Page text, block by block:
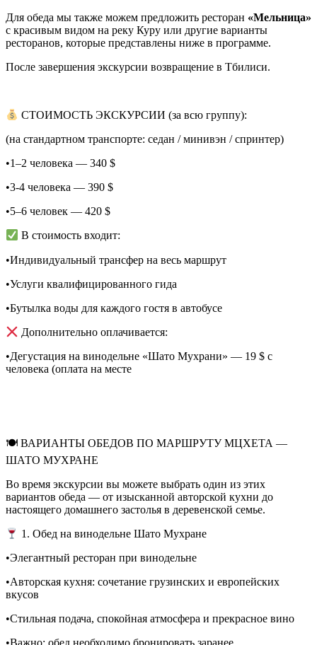
Для обеда мы также можем предложить ресторан «Мельница»
с красивым видом на реку Куру или другие варианты
ресторанов, которые представлены ниже в программе.
После завершения экскурсии возвращение в Тбилиси.
СТОИМОСТЬ ЭКСКУРСИИ (за всю группу):
(на стандартном транспорте: седан / минивэн / спринтер)
•1–2 человека — 340 $
•3-4 человека — 390 $
•5–6 человек — 420 $
В стоимость входит:
•Индивидуальный трансфер на весь маршрут
•Услуги квалифицированного гида
•Бутылка воды для каждого гостя в автобусе
Дополнительно оплачивается:
•Дегустация на винодельне «Шато Мухрани» — 19 $ с
человека (оплата на месте
🍽 ВАРИАНТЫ ОБЕДОВ ПО МАРШРУТУ МЦХЕТА —
ШАТО МУХРАНЕ
Во время экскурсии вы можете выбрать один из этих
вариантов обеда — от изысканной авторской кухни до
настоящего домашнего застолья в деревенской семье.
1. Обед на винодельне Шато Мухране
•Элегантный ресторан при винодельне
•Авторская кухня: сочетание грузинских и европейских
вкусов
•Стильная подача, спокойная атмосфера и прекрасное вино